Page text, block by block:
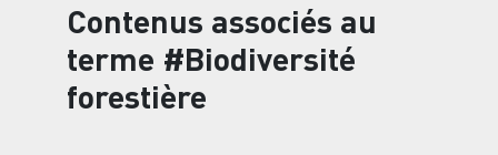
Contenus associés au
terme #Biodiversité
forestière